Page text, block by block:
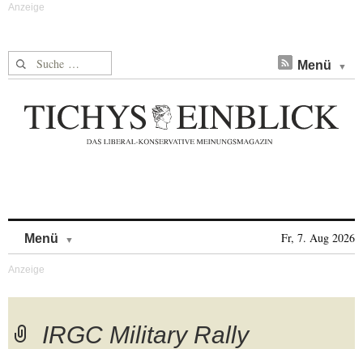
Suche nach: Menü
Menü Fr, 7. Aug 2026
IRGC Military Rally